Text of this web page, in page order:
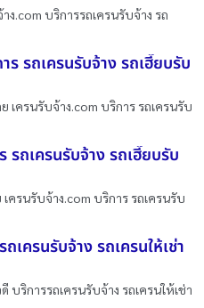
ง.com บริการรถเครนรับจ้าง รถ
ร รถเครนรับจ้าง รถเฮี๊ยบรับ
เครนรับจ้าง.com บริการ รถเครนรับ
รถเครนรับจ้าง รถเฮี๊ยบรับ
ครนรับจ้าง.com บริการ รถเครนรับ
เครนรับจ้าง รถเครนให้เช่า
บริการรถเครนรับจ้าง รถเครนให้เช่า